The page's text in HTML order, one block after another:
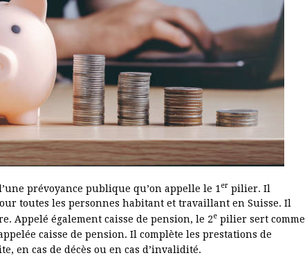
prévoyance publique qu’on appelle le 1 er pilier. Il
toutes les personnes habitant et travaillant en Suisse. Il
Appelé également caisse de pension, le 2e pilier sert comme
caisse de pension. Il complète les prestations de
en cas de décès ou en cas d’invalidité.